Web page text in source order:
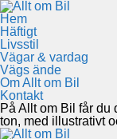
Hem
Häftigt
Livsstil
Vägar & vardag
Vägs ände
Om Allt om Bil
Kontakt
På Allt om Bil får du
ton, med illustrativt